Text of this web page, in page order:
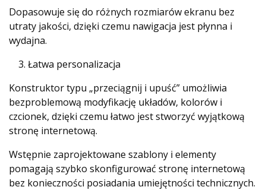
Dopasowuje się do różnych rozmiarów ekranu bez
utraty jakości, dzięki czemu nawigacja jest płynna i
wydajna.
Łatwa personalizacja
Konstruktor typu „przeciągnij i upuść” umożliwia
bezproblemową modyfikację układów, kolorów i
czcionek, dzięki czemu łatwo jest stworzyć wyjątkową
stronę internetową.
Wstępnie zaprojektowane szablony i elementy
pomagają szybko skonfigurować stronę internetową
bez konieczności posiadania umiejętności technicznych.